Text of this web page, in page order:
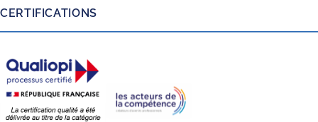
CERTIFICATIONS